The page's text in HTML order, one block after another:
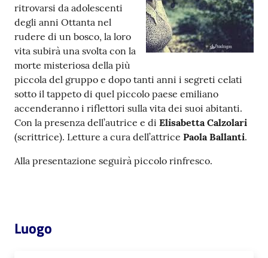
Archivio
storico
Decentrate
Patto
per
la
lettura
ritrovarsi da adolescenti
degli anni Ottanta nel
rudere di un bosco, la loro
vita subirà una svolta con la
morte misteriosa della più
piccola del gruppo e dopo tanti anni i segreti celati
sotto il tappeto di quel piccolo paese emiliano
accenderanno i riflettori sulla vita dei suoi abitanti.
Con la presenza dell’autrice e di Elisabetta Calzolari
(scrittrice). Letture a cura dell’attrice Paola Ballanti.
Alla presentazione seguirà piccolo rinfresco.
Luogo